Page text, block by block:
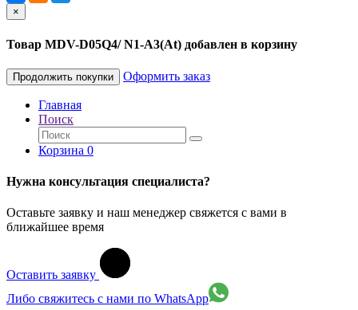
×
Товар MDV-D05Q4/ N1-A3(At) добавлен в корзину
Продолжить покупки Оформить заказ
Главная
Поиск
Корзина 0
Нужна консультация специалиста?
Оставьте заявку и наш менеджер свяжется с вами в
ближайшее время
Оставить заявку
Либо свяжитесь с нами по WhatsApp